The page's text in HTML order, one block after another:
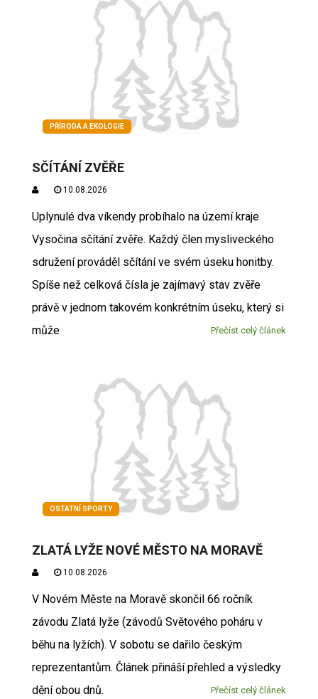
PŘÍRODA A EKOLOGIE
SČÍTÁNÍ ZVĚŘE
10.08.2026
Uplynulé dva víkendy probíhalo na území kraje
Vysočina sčítání zvěře. Každý člen mysliveckého
sdružení prováděl sčítání ve svém úseku honitby.
Spíše než celková čísla je zajímavý stav zvěře
právě v jednom takovém konkrétním úseku, který si
může
Přečíst celý článek
OSTATNÍ SPORTY
ZLATÁ LYŽE NOVÉ MĚSTO NA MORAVĚ
10.08.2026
V Novém Měste na Moravě skončil 66 ročník
závodu Zlatá lyže (závodů Světového poháru v
běhu na lyžích). V sobotu se dařilo českým
reprezentantům. Článek přináší přehled a výsledky
dění obou dnů.
Přečíst celý článek